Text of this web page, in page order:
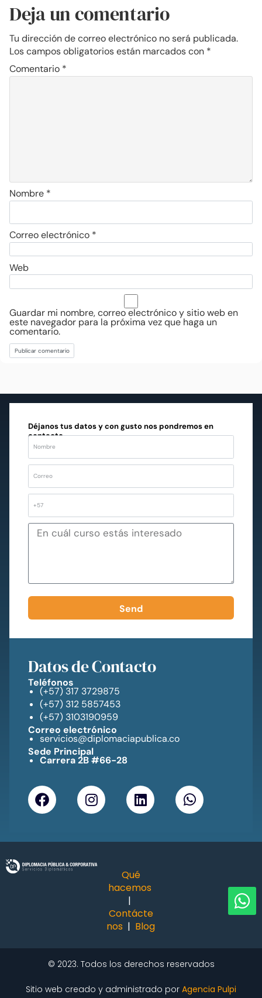
Deja un comentario
Tu dirección de correo electrónico no será publicada.
Los campos obligatorios están marcados con *
Comentario *
Nombre *
Correo electrónico *
Web
Guardar mi nombre, correo electrónico y sitio web en
este navegador para la próxima vez que haga un
comentario.
Déjanos tus datos y con gusto nos pondremos en
contacto.
Send
Datos de Contacto
Teléfonos
(+57) 317 3729875
(+57) 312 5857453
(+57) 3103190959
Correo electrónico
servicios@diplomaciapublica.co
Sede Principal
Carrera 2B #66-28
Qué
hacemos
|
Contácte
nos | Blog
© 2023. Todos los derechos reservados
Sitio web creado y administrado por Agencia Pulpi